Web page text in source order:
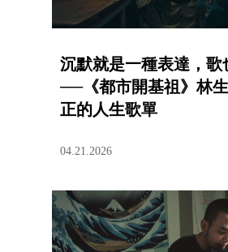
沉默就是一種表達，歌
──《都市開基祖》林
正的人生歌單
04.21.2026